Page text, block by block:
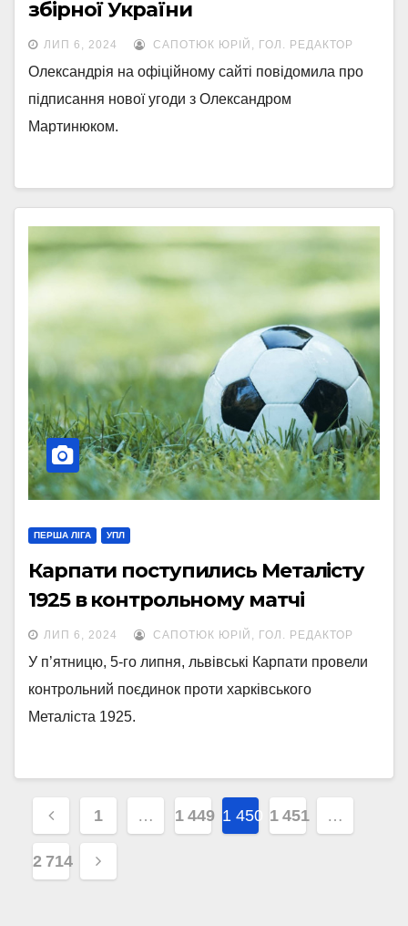
збірної України
ЛИП 6, 2024 САПОТЮК ЮРІЙ, ГОЛ. РЕДАКТОР
Олександрія на офіційному сайті повідомила про
підписання нової угоди з Олександром
Мартинюком.
ПЕРША ЛІГА УПЛ
Карпати поступились Металісту
1925 в контрольному матчі
ЛИП 6, 2024 САПОТЮК ЮРІЙ, ГОЛ. РЕДАКТОР
У п’ятницю, 5-го липня, львівські Карпати провели
контрольний поєдинок проти харківського
Металіста 1925.
Навігація
записів
1 … 1 449 1 450 1 451 …
2 714